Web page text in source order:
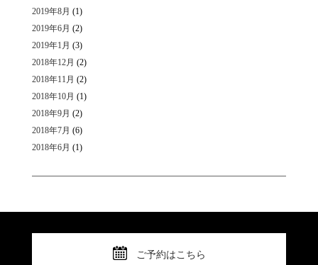
2019年8月 (1)
2019年6月 (2)
2019年1月 (3)
2018年12月 (2)
2018年11月 (2)
2018年10月 (1)
2018年9月 (2)
2018年7月 (6)
2018年6月 (1)
ご予約はこちら